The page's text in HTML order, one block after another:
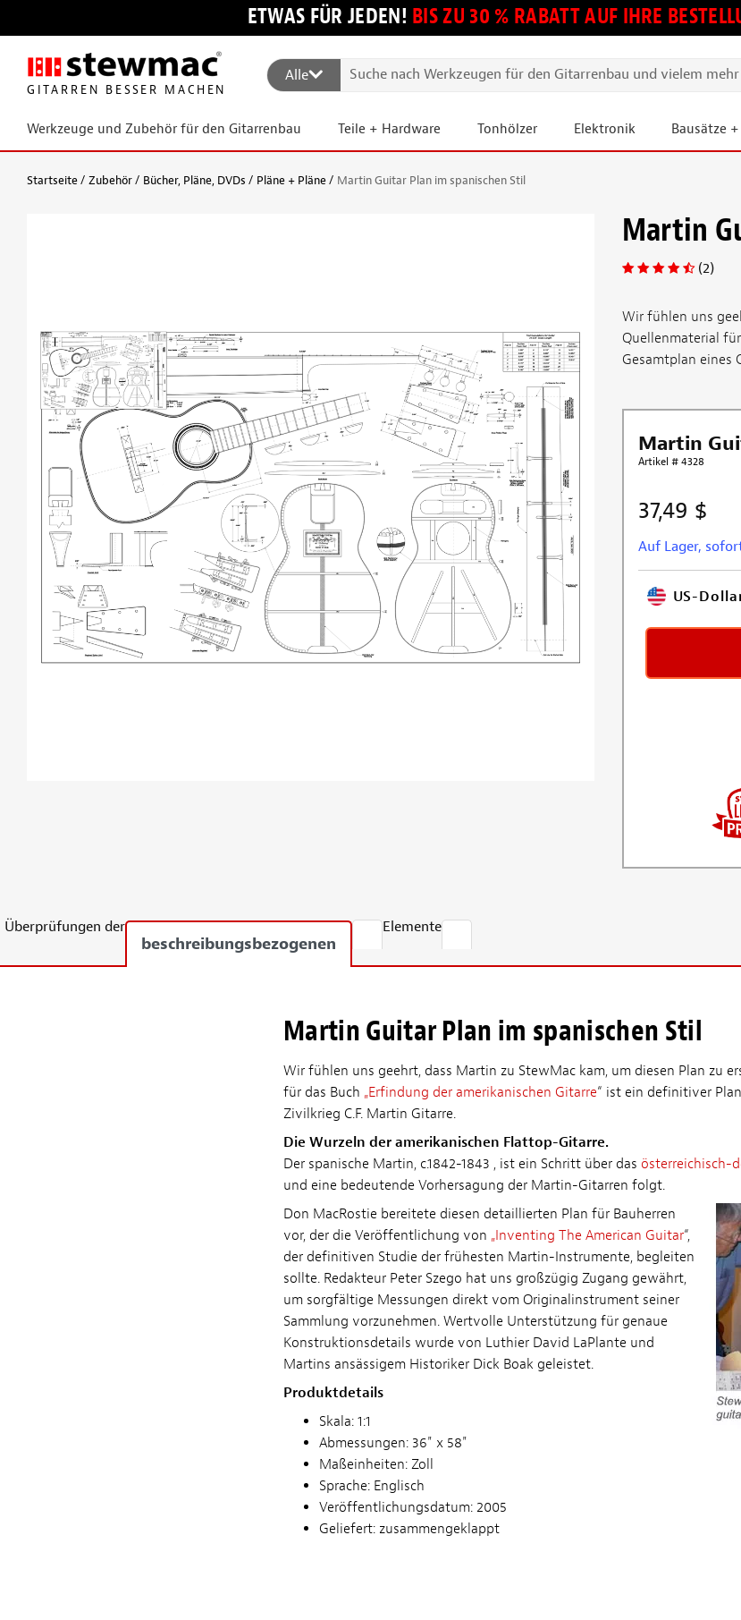
ETWAS FÜR JEDEN! BIS ZU 30 % RABATT AUF IHRE
GITARREN BESSER MACHEN
Alle
Werkzeuge und Zubehör für den Gitarrenbau Teile + Hardware Tonhölzer Elektronik Bausätze
Startseite Zubehör Bücher, Pläne, DVDs Pläne + Pläne Martin Guitar Plan im spanischen Stil
Martin
(2)
Wir fühlen uns
Quellenmaterial
Gesamtplan eines
Martin
Artikel # 4328
37,49 $
Auf Lager,
US-
Überprüfungen der
beschreibungsbezogenen
Elemente
Martin Guitar Plan im spanischen Stil
Wir fühlen uns geehrt, dass Martin zu StewMac kam, um diesen Plan zu
für das Buch „Erfindung der amerikanischen Gitarre“ ist ein definitiver
Zivilkrieg C.F. Martin Gitarre.
Die Wurzeln der amerikanischen Flattop-Gitarre.
Der spanische Martin, c.1842-1843 , ist ein Schritt über das österreichisch-
und eine bedeutende Vorhersagung der Martin-Gitarren folgt.
Don MacRostie bereitete diesen detaillierten Plan für Bauherren
vor, der die Veröffentlichung von „Inventing The American Guitar“,
der definitiven Studie der frühesten Martin-Instrumente, begleiten
sollte. Redakteur Peter Szego hat uns großzügig Zugang gewährt,
um sorgfältige Messungen direkt vom Originalinstrument seiner
Sammlung vorzunehmen. Wertvolle Unterstützung für genaue
Konstruktionsdetails wurde von Luthier David LaPlante und
Martins ansässigem Historiker Dick Boak geleistet.
Produktdetails
Skala: 1:1
Abmessungen: 36" x 58"
Maßeinheiten: Zoll
Sprache: Englisch
Veröffentlichungsdatum: 2005
Geliefert: zusammengeklappt